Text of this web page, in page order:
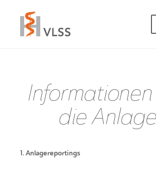
die
1. Anlagereportings